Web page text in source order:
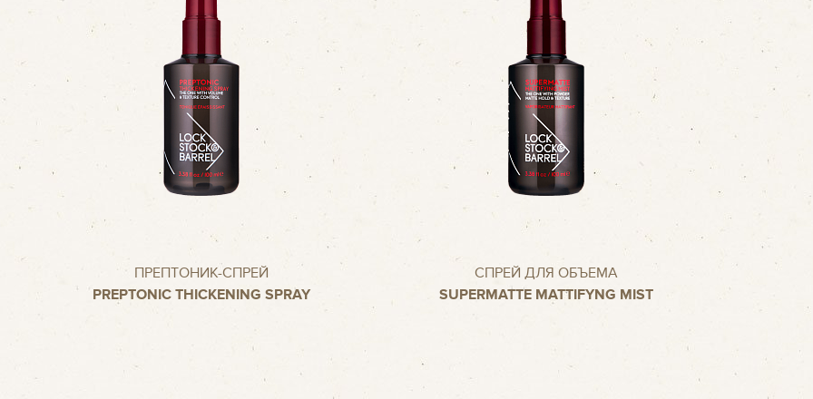
ПРЕПТОНИК-СПРЕЙ
PREPTONIC THICKENING SPRAY
СПРЕЙ ДЛЯ ОБЪЕМА
SUPERMATTE MATTIFYNG MIST